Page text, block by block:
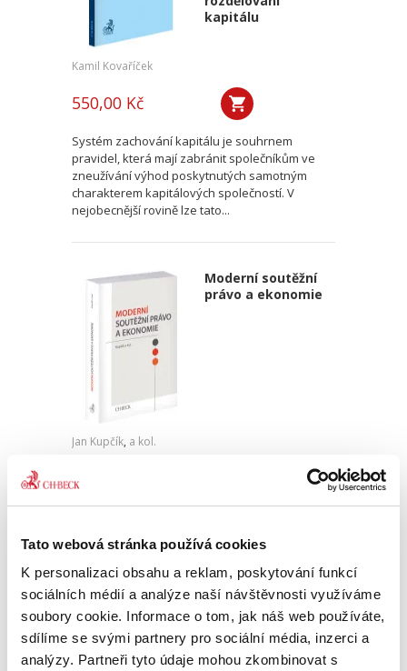
Tato webová stránka používá cookies
K personalizaci obsahu a reklam, poskytování funkcí
sociálních médií a analýze naší návštěvnosti využíváme
soubory cookie. Informace o tom, jak náš web používáte,
sdílíme se svými partnery pro sociální média, inzerci a
analýzy. Partneři tyto údaje mohou zkombinovat s
kapitálu
Kamil Kovaříček
550,00 Kč
Systém zachování kapitálu je souhrnem
pravidel, která mají zabránit společníkům ve
zneužívání výhod poskytnutých samotným
charakterem kapitálových společností. V
nejobecnější rovině lze tato...
Moderní soutěžní
právo a ekonomie
Jan Kupčík, a kol.
1 490,00 Kč
zásadní otázky dneška v oblasti hospodářské
soutěže. Kniha přináší komplexní a detailní
rozbor témat, na která...
Ochrana důvěrných